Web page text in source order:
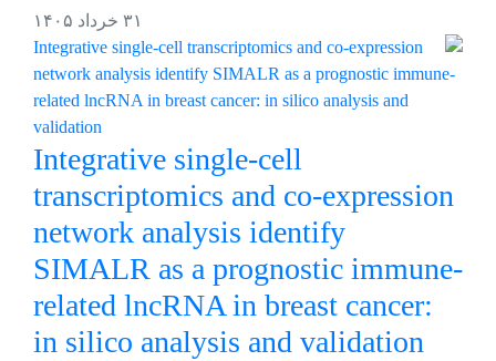
۳۱ خرداد ۱۴۰۵
Integrative single-cell
transcriptomics and co-expression
network analysis identify
SIMALR as a prognostic immune-
related lncRNA in breast cancer:
in silico analysis and validation